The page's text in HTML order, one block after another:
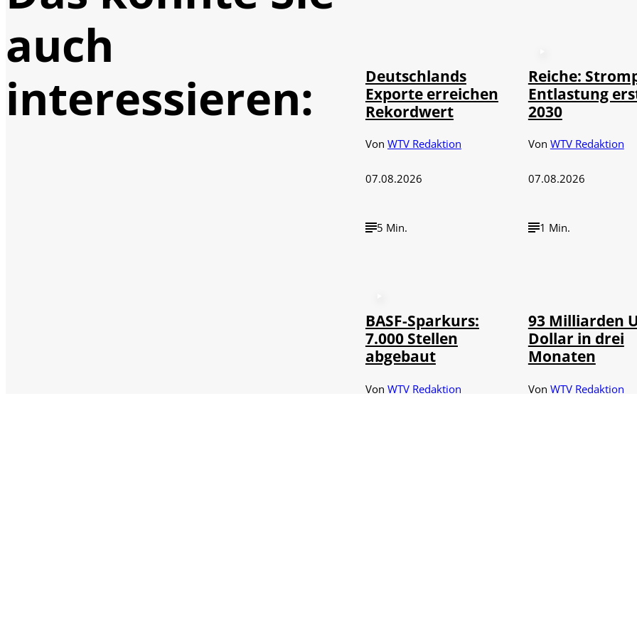
auch
interessieren:
Deutschlands
Exporte erreichen
Rekordwert
Von WTV Redaktion
07.08.2026
5 Min.
Reiche:
Entlastung
2030
Von WTV Redaktion
07.08.2026
1 Min.
BASF-Sparkurs:
7.000 Stellen
abgebaut
Von WTV Redaktion
93 Milliarden
Dollar in drei
Monaten
Von WTV Redaktion